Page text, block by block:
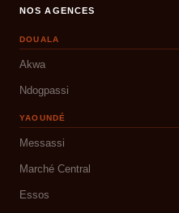
NOS AGENCES
DOUALA
Akwa
Ndogpassi
YAOUNDÉ
Messassi
Marché Central
Essos